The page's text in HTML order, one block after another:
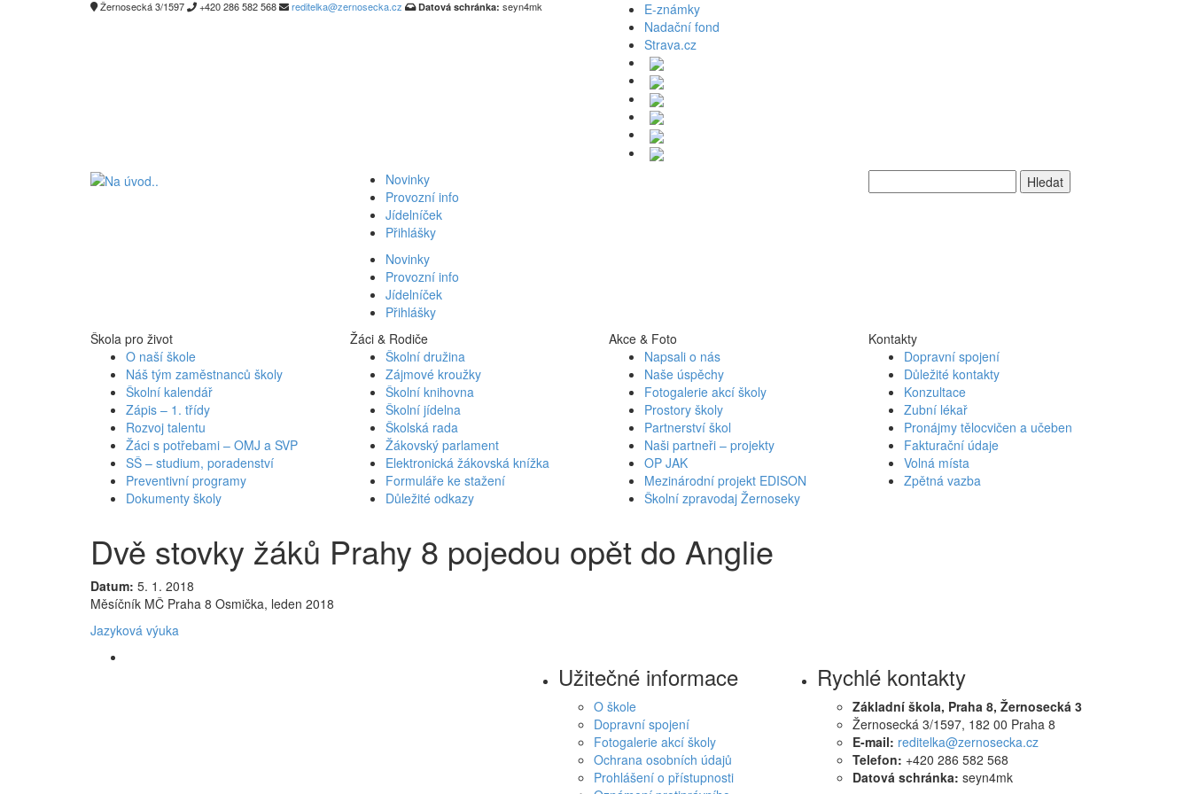
Žernosecká 3/1597 +420 286 582 568 reditelka@zernosecka.cz Datová schránka: seyn4mk
E-známky
Nadační fond
Strava.cz
Novinky
Provozní info
Jídelníček
Přihlášky
Novinky
Provozní info
Jídelníček
Přihlášky
Škola pro život
O naší škole
Náš tým zaměstnanců školy
Školní kalendář
Zápis – 1. třídy
Rozvoj talentu
Žáci s potřebami – OMJ a SVP
SŠ – studium, poradenství
Preventivní programy
Dokumenty školy
Žáci & Rodiče
Školní družina
Zájmové kroužky
Školní knihovna
Školní jídelna
Školská rada
Žákovský parlament
Elektronická žákovská knížka
Formuláře ke stažení
Důležité odkazy
Akce & Foto
Napsali o nás
Naše úspěchy
Fotogalerie akcí školy
Prostory školy
Partnerství škol
Naši partneři – projekty
OP JAK
Mezinárodní projekt EDISON
Školní zpravodaj Žernoseky
Kontakty
Dopravní spojení
Důležité kontakty
Konzultace
Zubní lékař
Pronájmy tělocvičen a učeben
Fakturační údaje
Volná místa
Zpětná vazba
Dvě stovky žáků Prahy 8 pojedou opět do Anglie
Datum: 5. 1. 2018
Měsíčník MČ Praha 8 Osmička, leden 2018
Jazyková výuka
Užitečné informace
O škole
Dopravní spojení
Fotogalerie akcí školy
Ochrana osobních údajů
Prohlášení o přístupnosti
Rychlé kontakty
Základní škola, Praha 8, Žernosecká 3
Žernosecká 3/1597, 182 00 Praha 8
E-mail: reditelka@zernosecka.cz
Telefon: +420 286 582 568
Datová schránka: seyn4mk